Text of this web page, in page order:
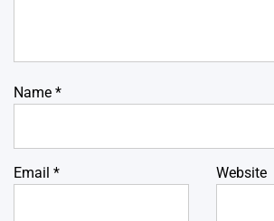
Name *
Email * Website